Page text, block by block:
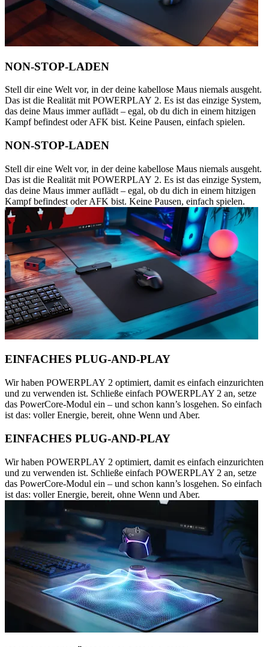
NON-STOP-LADEN
Stell dir eine Welt vor, in der deine kabellose Maus niemals ausgeht.
Das ist die Realität mit POWERPLAY 2. Es ist das einzige System,
das deine Maus immer auflädt – egal, ob du dich in einem hitzigen
Kampf befindest oder AFK bist. Keine Pausen, einfach spielen.
NON-STOP-LADEN
Stell dir eine Welt vor, in der deine kabellose Maus niemals ausgeht.
Das ist die Realität mit POWERPLAY 2. Es ist das einzige System,
das deine Maus immer auflädt – egal, ob du dich in einem hitzigen
Kampf befindest oder AFK bist. Keine Pausen, einfach spielen.
EINFACHES PLUG-AND-PLAY
Wir haben POWERPLAY 2 optimiert, damit es einfach einzurichten
und zu verwenden ist. Schließe einfach POWERPLAY 2 an, setze
das PowerCore-Modul ein – und schon kann’s losgehen. So einfach
ist das: voller Energie, bereit, ohne Wenn und Aber.
EINFACHES PLUG-AND-PLAY
Wir haben POWERPLAY 2 optimiert, damit es einfach einzurichten
und zu verwenden ist. Schließe einfach POWERPLAY 2 an, setze
das PowerCore-Modul ein – und schon kann’s losgehen. So einfach
ist das: voller Energie, bereit, ohne Wenn und Aber.